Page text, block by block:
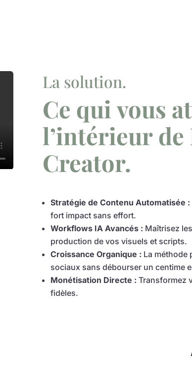
La solution.
Ce qui vous
l’intérieur
Creator.
Stratégie de Contenu Automatisée :
fort impact sans effort.
Workflows IA Avancés : Maîtrisez
production de vos visuels et scripts.
Croissance Organique : La méthode
sociaux sans débourser un centime
Monétisation Directe : Transformez
fidèles.